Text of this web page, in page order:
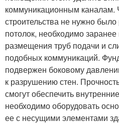
коммуникационным каналам.
строительства не нужно
потолок, необходимо
размещения труб подачи и
подобных коммуникаций.
подвержен боковому
к разрушению стен.
смогут обеспечить
необходимо оборудовать
ее с несущими элементами